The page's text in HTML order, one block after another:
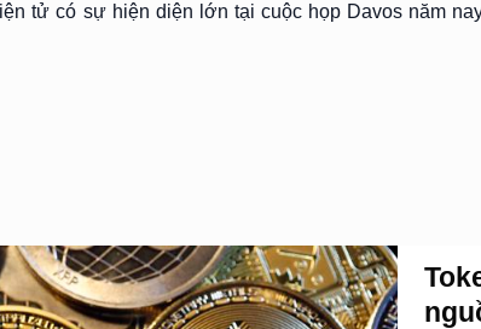
tử có sự hiện diện lớn tại cuộc họp Davos năm